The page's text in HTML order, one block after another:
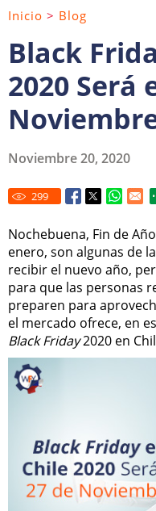
Black
2020 Será
Inicio > Blog
Noviembre 20, 2020
299
Nochebuena, Fin de
enero, son algunas de
recibir el nuevo año,
para que las personas
preparen para
el mercado ofrece, en
Black Friday2020 en